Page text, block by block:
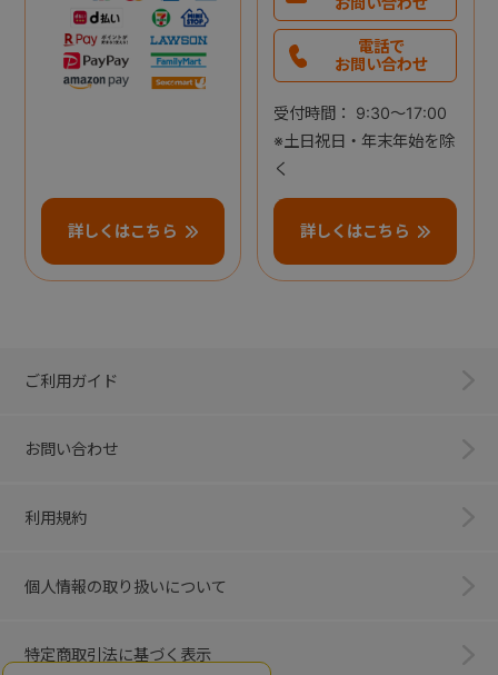
詳しくはこちら
電話で
お問い合わせ
受付時間： 9:30～17:00
※土日祝日・年末年始を除
く
詳しくはこちら
ご利用ガイド
お問い合わせ
利用規約
個人情報の取り扱いについて
特定商取引法に基づく表示